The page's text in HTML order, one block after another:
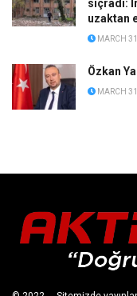
sıçradı:
uzaktan
MARCH
Özkan
MARCH